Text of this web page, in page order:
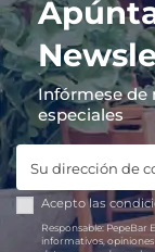
Infórmese de
especiales
Acepto las
Responsable:PepeBar
informativos, opiniones